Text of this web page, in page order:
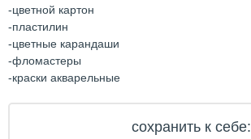
-цветной картон
-пластилин
-цветные карандаши
-фломастеры
-краски акварельные
сохранить к себе: